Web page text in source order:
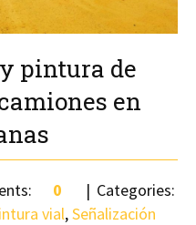
pintura de
en
0
Categories:
vial,Señalización